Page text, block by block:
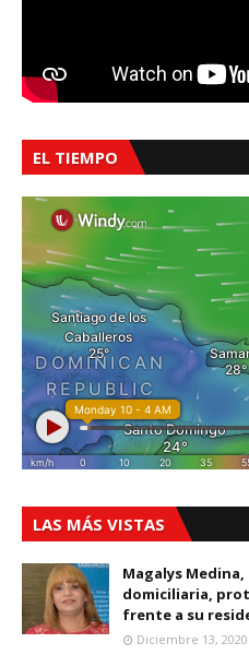
EL TIEMPO
LAS MÁS VISTAS
Magalys
domiciliaria,
frente a su
Diciembre 13, 2020